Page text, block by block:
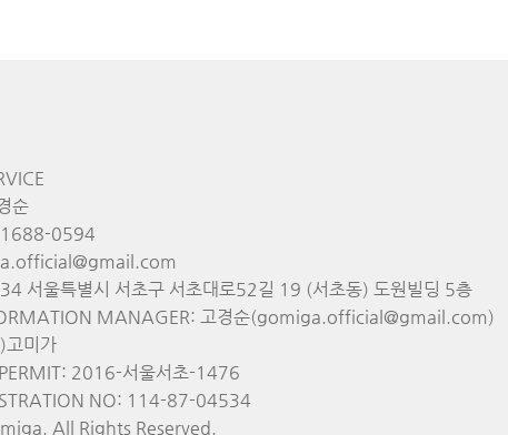
순
1688-0594
서울특별시 서초구 서초대로52길 19 (서초동) 도원빌딩 5층
MANAGER: 고경순(gomiga.official@gmail.com)
미가
2016-서울서초-1476
NO: 114-87-04534
All Rights Reserved.